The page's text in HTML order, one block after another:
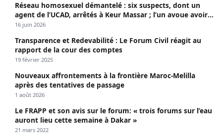
Réseau homosexuel démantelé : six suspects, dont un
agent de l’UCAD, arrêtés à Keur Massar ; l’un avoue avoir
propagé le VIH depuis 2018
16 juin 2026
Transparence et Redevabilité : Le Forum Civil réagit au
rapport de la cour des comptes
19 février 2025
Nouveaux affrontements à la frontière Maroc-Melilla
après des tentatives de passage
1 août 2026
Le FRAPP et son avis sur le forum: « trois forums sur l’eau
auront lieu cette semaine à Dakar »
21 mars 2022